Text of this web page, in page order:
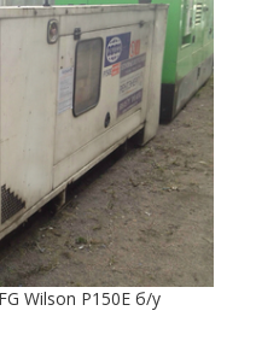
Wilson P150E б/у